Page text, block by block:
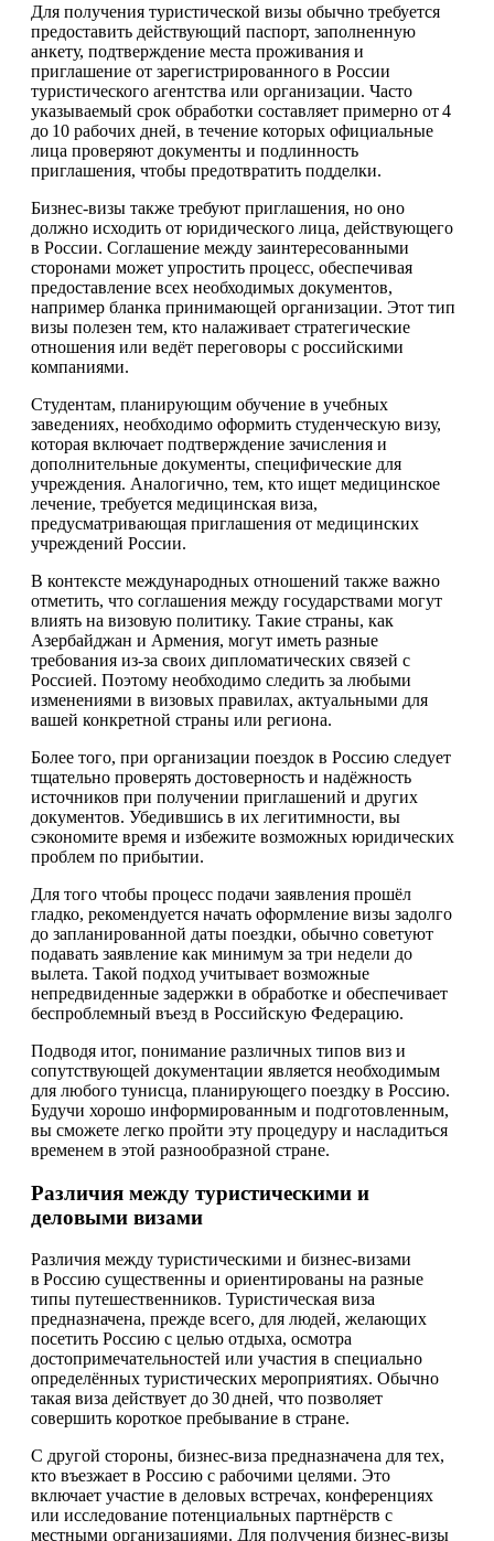
Для получения туристической визы обычно требуется
предоставить действующий паспорт, заполненную
анкету, подтверждение места проживания и
приглашение от зарегистрированного в России
туристического агентства или организации. Часто
указываемый срок обработки составляет примерно от 4
до 10 рабочих дней, в течение которых официальные
лица проверяют документы и подлинность
приглашения, чтобы предотвратить подделки.
Бизнес-визы также требуют приглашения, но оно
должно исходить от юридического лица, действующего
в России. Соглашение между заинтересованными
сторонами может упростить процесс, обеспечивая
предоставление всех необходимых документов,
например бланка принимающей организации. Этот тип
визы полезен тем, кто налаживает стратегические
отношения или ведёт переговоры с российскими
компаниями.
Студентам, планирующим обучение в учебных
заведениях, необходимо оформить студенческую визу,
которая включает подтверждение зачисления и
дополнительные документы, специфические для
учреждения. Аналогично, тем, кто ищет медицинское
лечение, требуется медицинская виза,
предусматривающая приглашения от медицинских
учреждений России.
В контексте международных отношений также важно
отметить, что соглашения между государствами могут
влиять на визовую политику. Такие страны, как
Азербайджан и Армения, могут иметь разные
требования из-за своих дипломатических связей с
Россией. Поэтому необходимо следить за любыми
изменениями в визовых правилах, актуальными для
вашей конкретной страны или региона.
Более того, при организации поездок в Россию следует
тщательно проверять достоверность и надёжность
источников при получении приглашений и других
документов. Убедившись в их легитимности, вы
сэкономите время и избежите возможных юридических
проблем по прибытии.
Для того чтобы процесс подачи заявления прошёл
гладко, рекомендуется начать оформление визы задолго
до запланированной даты поездки, обычно советуют
подавать заявление как минимум за три недели до
вылета. Такой подход учитывает возможные
непредвиденные задержки в обработке и обеспечивает
беспроблемный въезд в Российскую Федерацию.
Подводя итог, понимание различных типов виз и
сопутствующей документации является необходимым
для любого тунисца, планирующего поездку в Россию.
Будучи хорошо информированным и подготовленным,
вы сможете легко пройти эту процедуру и насладиться
временем в этой разнообразной стране.
Различия между туристическими и
деловыми визами
Различия между туристическими и бизнес-визами
в Россию существенны и ориентированы на разные
типы путешественников. Туристическая виза
предназначена, прежде всего, для людей, желающих
посетить Россию с целью отдыха, осмотра
достопримечательностей или участия в специально
определённых туристических мероприятиях. Обычно
такая виза действует до 30 дней, что позволяет
совершить короткое пребывание в стране.
С другой стороны, бизнес-виза предназначена для тех,
кто въезжает в Россию с рабочими целями. Это
включает участие в деловых встречах, конференциях
или исследование потенциальных партнёрств с
местными организациями. Для получения бизнес-визы